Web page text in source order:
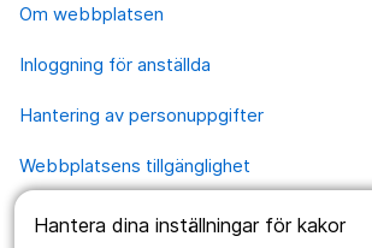
Hantera dina inställningar för kakor
Om webbplatsen
Inloggning för anställda
Hantering av personuppgifter
Webbplatsens tillgänglighet
Våra webbplatser